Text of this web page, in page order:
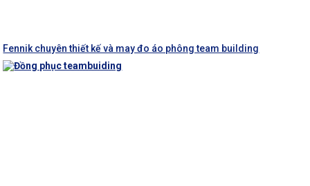
Fennik chuyên thiết kế và may đo áo phông team building